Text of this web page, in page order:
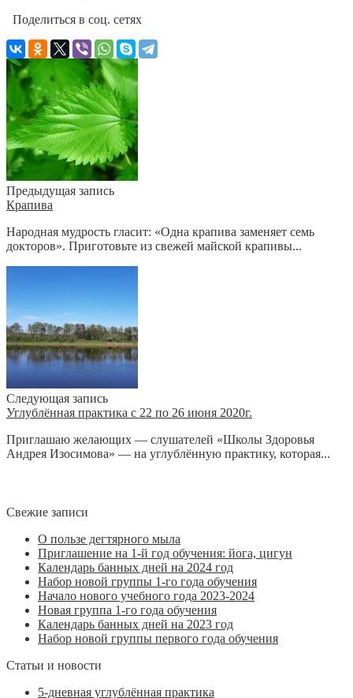
Поделиться в соц. сетях
Предыдущая запись
Крапива
Народная мудрость гласит: «Одна крапива заменяет семь
докторов». Приготовьте из свежей майской крапивы...
Следующая запись
Углублённая практика с 22 по 26 июня 2020г.
Приглашаю желающих — слушателей «Школы Здоровья
Андрея Изосимова» — на углублённую практику, которая...
Свежие записи
О пользе дегтярного мыла
Приглашение на 1-й год обучения: йога, цигун
Календарь банных дней на 2024 год
Набор новой группы 1-го года обучения
Начало нового учебного года 2023-2024
Новая группа 1-го года обучения
Календарь банных дней на 2023 год
Набор новой группы первого года обучения
Статьи и новости
5-дневная углублённая практика